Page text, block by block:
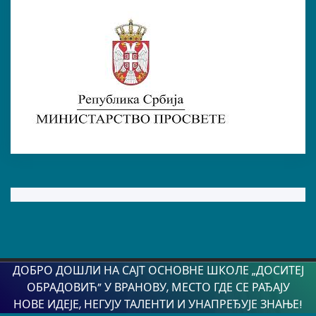
ДОБРО ДОШЛИ НА САЈТ ОСНОВНЕ ШКОЛЕ „ДОСИТЕЈ
ОБРАДОВИЋ” У ВРАНОВУ, МЕСТО ГДЕ СЕ РАЂАЈУ
НОВЕ ИДЕЈЕ, НЕГУЈУ ТАЛЕНТИ И УНАПРЕЂУЈЕ ЗНАЊЕ!